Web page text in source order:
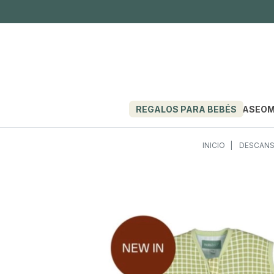
REGALOS PARA BEBÉS PASEO
INICIO